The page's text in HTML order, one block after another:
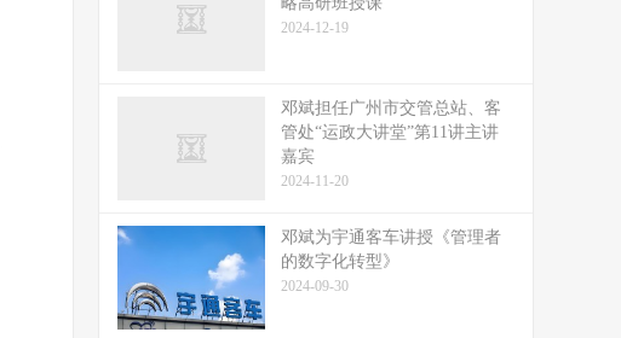
2024-12-19
邓斌担任广州市交管总站、客
管处“运政大讲堂”第11讲主讲
嘉宾
2024-11-20
邓斌为宇通客车讲授《管理者
的数字化转型》
2024-09-30